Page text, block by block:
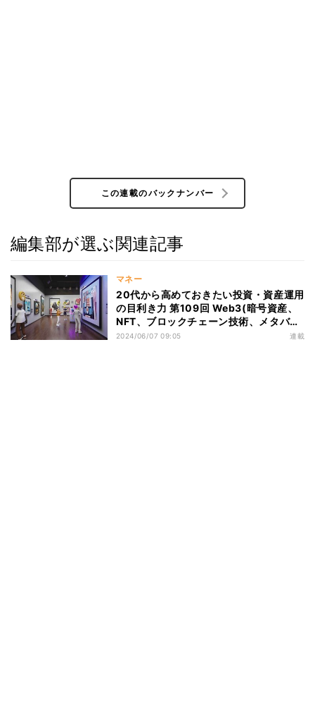
この連載のバックナンバー
編集部が選ぶ関連記事
マネー
20代から高めておきたい投資・資産運用
の目利き力 第109回 Web3(暗号資産、
NFT、ブロックチェーン技術、メタバー
ス)の基礎知識と投資意義＃8
2024/06/07 09:05 連載